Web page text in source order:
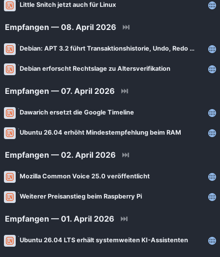
Little Snitch jetzt auch für Linux
Empfangen — 08. April 2026 ⏭
Debian: APT 3.2 führt Transaktionshistorie, Undo, Redo und Rollback ein
Debian erforscht Rechtslage zu Altersverifikation
Empfangen — 07. April 2026 ⏭
Dawarich ersetzt die Google Timeline
Ubuntu 26.04 erhöht Mindestempfehlung beim RAM
Empfangen — 02. April 2026 ⏭
Mozilla Common Voice 25.0 veröffentlicht
Weiterer Preisanstieg beim Raspberry Pi
Empfangen — 01. April 2026 ⏭
Ubuntu 26.04 LTS erhält systemweiten KI-Assistenten